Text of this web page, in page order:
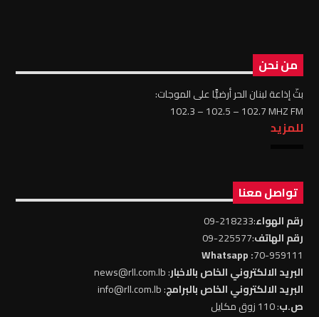
من نحن
بثّ إذاعة لبنان الحر أرضيًّا على الموجات:
102.3 – 102.5 – 102.7 MHZ FM
للمزيد
تواصل معنا
رقم الهواء:218233-09
رقم الهاتف:225577-09
70-959111
: Whatsapp
البريد الالكتروني الخاص بالاخبار: news@rll.com.lb
البريد الالكتروني الخاص بالبرامج: info@rll.com.lb
ص.ب: 110 زوق مكايل